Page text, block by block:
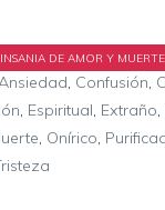
, Confusión,
, Espiritual, Extraño,
, Onírico,